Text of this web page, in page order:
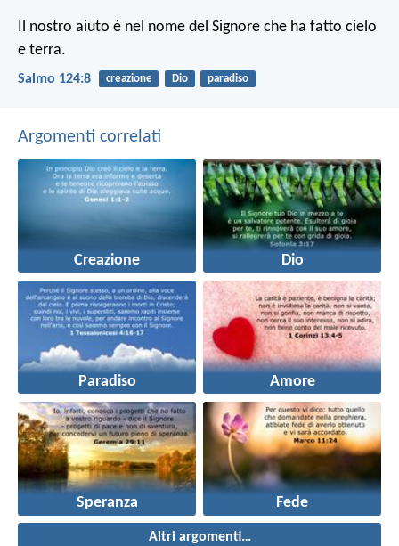
Il nostro aiuto è nel nome del Signore che ha fatto cielo
e terra.
Salmo 124:8 creazione Dio paradiso
Argomenti correlati
Creazione Dio
Paradiso Amore
Speranza Fede
Altri argomenti…